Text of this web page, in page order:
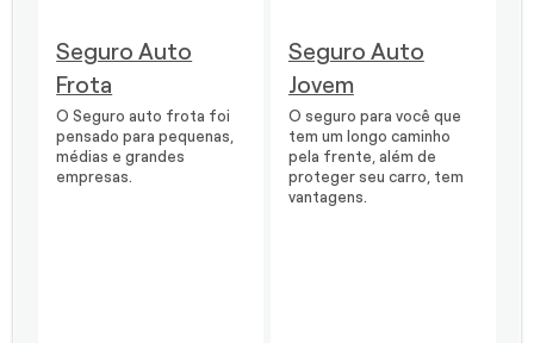
Seguro Auto
Frota
O Seguro auto frota foi
pensado para pequenas,
médias e grandes
empresas.
Seguro Auto
Jovem
O seguro para você que
tem um longo caminho
pela frente, além de
proteger seu carro, tem
vantagens.